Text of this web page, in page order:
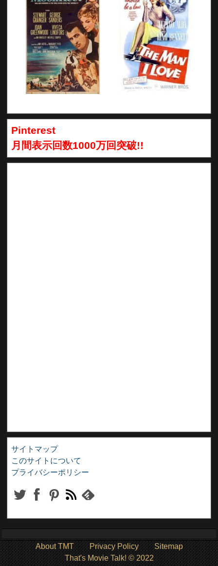
Pinterest
月間表示回数1000万回突破!!
サイトマップ
このサイトについて
プライバシーポリシー
About TMT Privacy Policy
Sitemap
That's Movie Talk! © 2022